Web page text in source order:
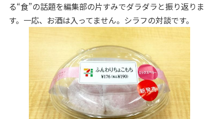
る“食”の話題を編集部の片すみでダラダラと振り返りま
す。一応、お酒は入ってません。シラフの対談です。